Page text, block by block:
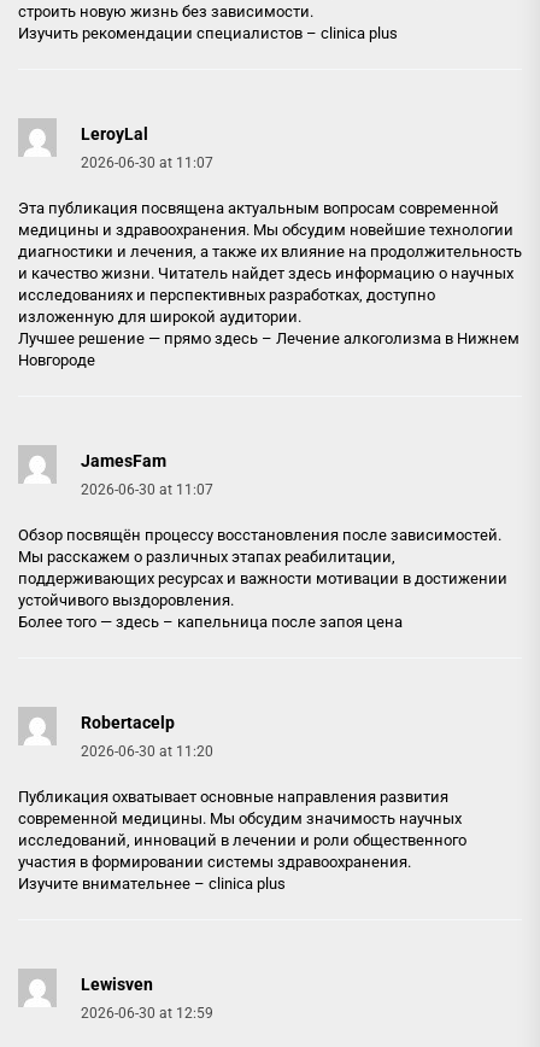
строить новую жизнь без зависимости.
Изучить рекомендации специалистов – clinica plus
LeroyLal
2026-06-30 at 11:07
Эта публикация посвящена актуальным вопросам современной
медицины и здравоохранения. Мы обсудим новейшие технологии
диагностики и лечения, а также их влияние на продолжительность
и качество жизни. Читатель найдет здесь информацию о научных
исследованиях и перспективных разработках, доступно
изложенную для широкой аудитории.
Лучшее решение — прямо здесь – Лечение алкоголизма в Нижнем
Новгороде
JamesFam
2026-06-30 at 11:07
Обзор посвящён процессу восстановления после зависимостей.
Мы расскажем о различных этапах реабилитации,
поддерживающих ресурсах и важности мотивации в достижении
устойчивого выздоровления.
Более того — здесь – капельница после запоя цена
Robertacelp
2026-06-30 at 11:20
Публикация охватывает основные направления развития
современной медицины. Мы обсудим значимость научных
исследований, инноваций в лечении и роли общественного
участия в формировании системы здравоохранения.
Изучите внимательнее – clinica plus
Lewisven
2026-06-30 at 12:59